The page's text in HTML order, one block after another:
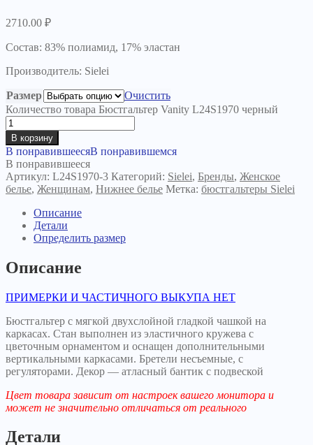
2710.00 ₽
Состав: 83% полиамид, 17% эластан
Производитель: Sielei
Размер
Очистить
Количество товара Бюстгальтер Vanity L24S1970 черный
В корзину
В понравившеесяВ понравившемся
В понравившееся
Артикул: L24S1970-3 Категорий: Sielei, Бренды, Женское
белье, Женщинам, Нижнее белье Метка: бюстгальтеры Sielei
Описание
Детали
Определить размер
Описание
ПРИМЕРКИ И ЧАСТИЧНОГО ВЫКУПА НЕТ
Бюстгальтер с мягкой двухслойной гладкой чашкой на
каркасах. Стан выполнен из эластичного кружева с
цветочным орнаментом и оснащен дополнительными
вертикальными каркасами. Бретели несъемные, с
регуляторами. Декор — атласный бантик с подвеской
Цвет товара зависит от настроек вашего монитора и
может не значительно отличаться от реального
Детали